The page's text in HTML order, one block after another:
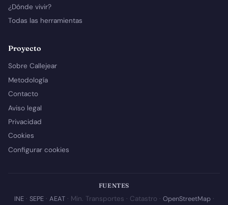
¿Dónde vivir?
Todas las herramientas
Proyecto
Sobre Callejear
Metodología
Contacto
Aviso legal
Privacidad
Cookies
Configurar cookies
FUENTES
INE· SEPE· AEAT· Min. Transportes · Catastro · OpenStreetMap·